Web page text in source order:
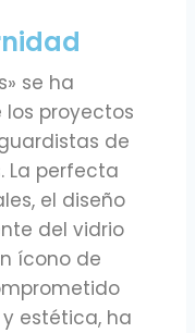
se ha
proyectos
de
La perfecta
el diseño
del vidrio
ícono de
estética, ha